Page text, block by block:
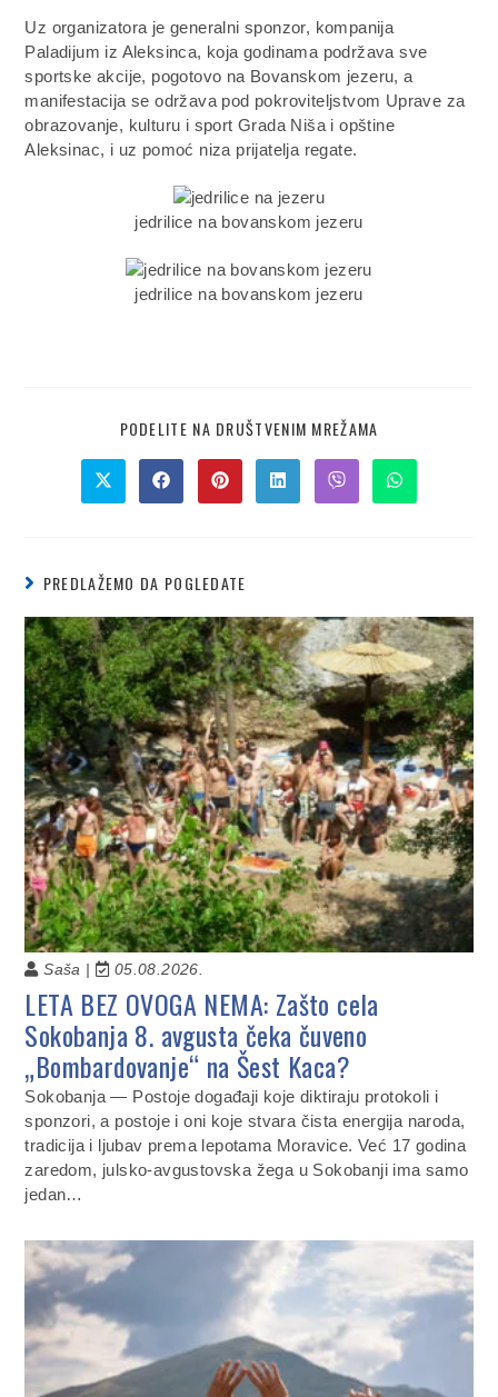
Uz organizatora je generalni sponzor, kompanija
Paladijum iz Aleksinca, koja godinama podržava sve
sportske akcije, pogotovo na Bovanskom jezeru, a
manifestacija se održava pod pokroviteljstvom Uprave za
obrazovanje, kulturu i sport Grada Niša i opštine
Aleksinac, i uz pomoć niza prijatelja regate.
jedrilice na bovanskom jezeru
jedrilice na bovanskom jezeru
PODELITE NA DRUŠTVENIM MREŽAMA
PREDLAŽEMO DA POGLEDATE
Saša | 05.08.2026.
LETA BEZ OVOGA NEMA: Zašto cela
Sokobanja 8. avgusta čeka čuveno
„Bombardovanje“ na Šest Kaca?
Sokobanja — Postoje događaji koje diktiraju protokoli i
sponzori, a postoje i oni koje stvara čista energija naroda,
tradicija i ljubav prema lepotama Moravice. Već 17 godina
zaredom, julsko-avgustovska žega u Sokobanji ima samo
jedan…